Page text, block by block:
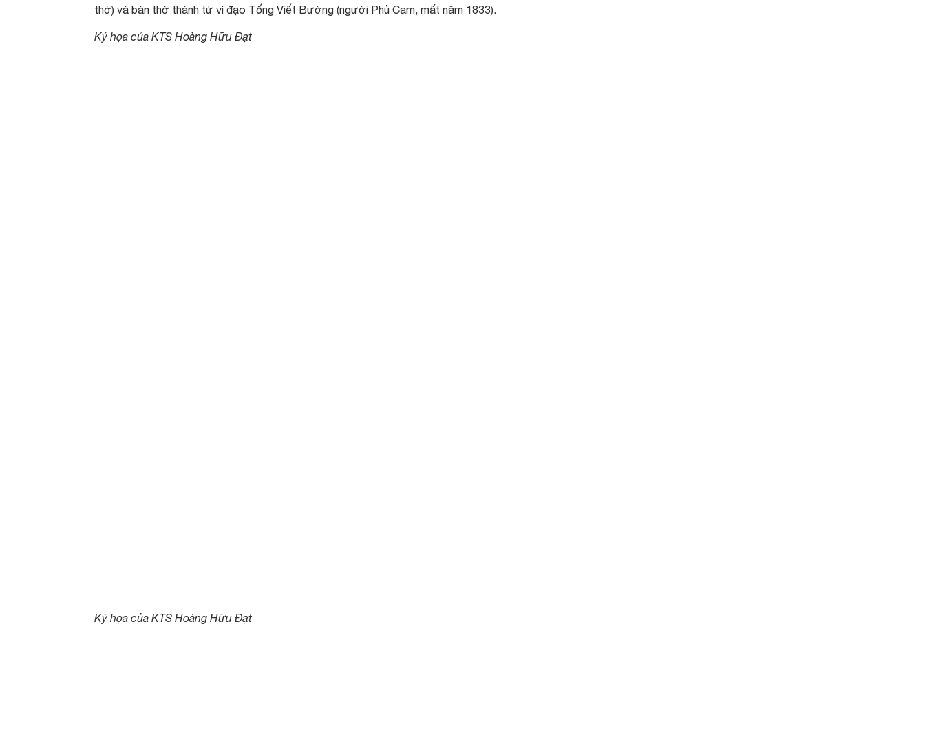
thờ) và bàn thờ thánh tử vì đạo Tống Viết Bường (người Phủ Cam, mất năm 1833).
Ký họa của KTS Hoàng Hữu Đạt
Ký họa của KTS Hoàng Hữu Đạt